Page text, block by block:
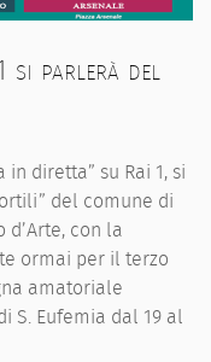
si parlerà del
diretta” su Rai 1, si
del comune di
d’Arte, con la
ormai per il terzo
amatoriale
S. Eufemia dal 19 al